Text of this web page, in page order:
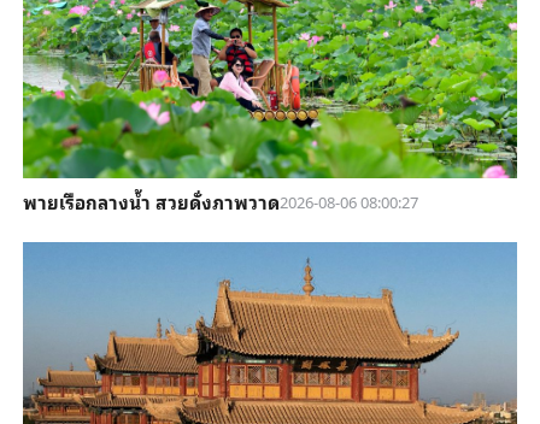
พายเรือกลางน้ำ สวยดั่งภาพวาด2026-08-06 08:00:27